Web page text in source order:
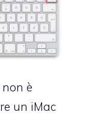
è
un iMac